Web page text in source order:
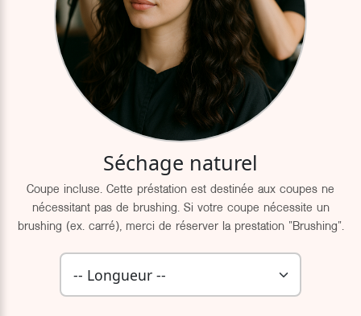
Séchage naturel
Coupe incluse. Cette préstation est destinée aux coupes ne
nécessitant pas de brushing. Si votre coupe nécessite un
brushing (ex. carré), merci de réserver la prestation "Brushing".